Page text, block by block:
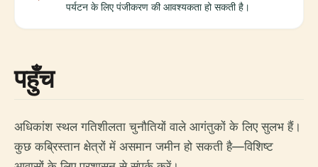
पर्यटन के लिए पंजीकरण की आवश्यकता हो सकती है।
पहुँच
अधिकांश स्थल गतिशीलता चुनौतियों वाले आगंतुकों के लिए सुलभ हैं।
कुछ कब्रिस्तान क्षेत्रों में असमान जमीन हो सकती है—विशिष्ट